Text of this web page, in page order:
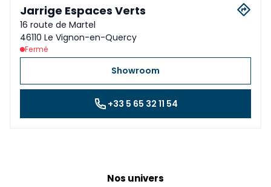
Jarrige Espaces Verts
16 route de Martel
46110 Le Vignon-en-Quercy
Fermé
Showroom
+33 5 65 32 11 54
Nos univers